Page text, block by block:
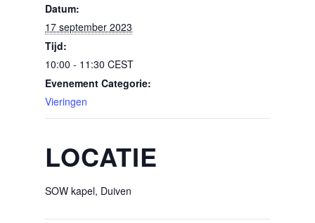
Datum:
17 september 2023
Tijd:
10:00 - 11:30 CEST
Evenement Categorie:
Vieringen
LOCATIE
SOW kapel, Duiven